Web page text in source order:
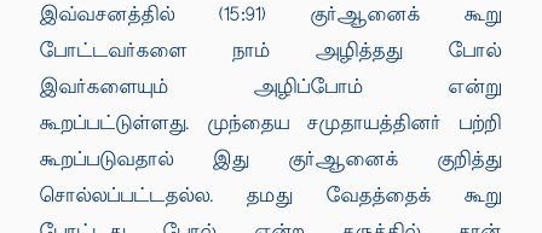
இவ்வசனத்தில் (15:91) குர்ஆனைக் கூறு
போட்டவர்களை நாம் அழித்தது போல்
இவர்களையும் அழிப்போம் என்று
கூறப்பட்டுள்ளது. முந்தைய சமுதாயத்தினர் பற்றி
கூறப்படுவதால் இது குர்ஆனைக் குறித்து
சொல்லப்பட்டதல்ல. தமது வேதத்தைக் கூறு